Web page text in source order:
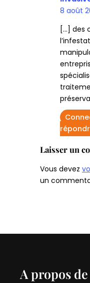
8 août
[…] des
Laisser un
Vous devez
un
A propos